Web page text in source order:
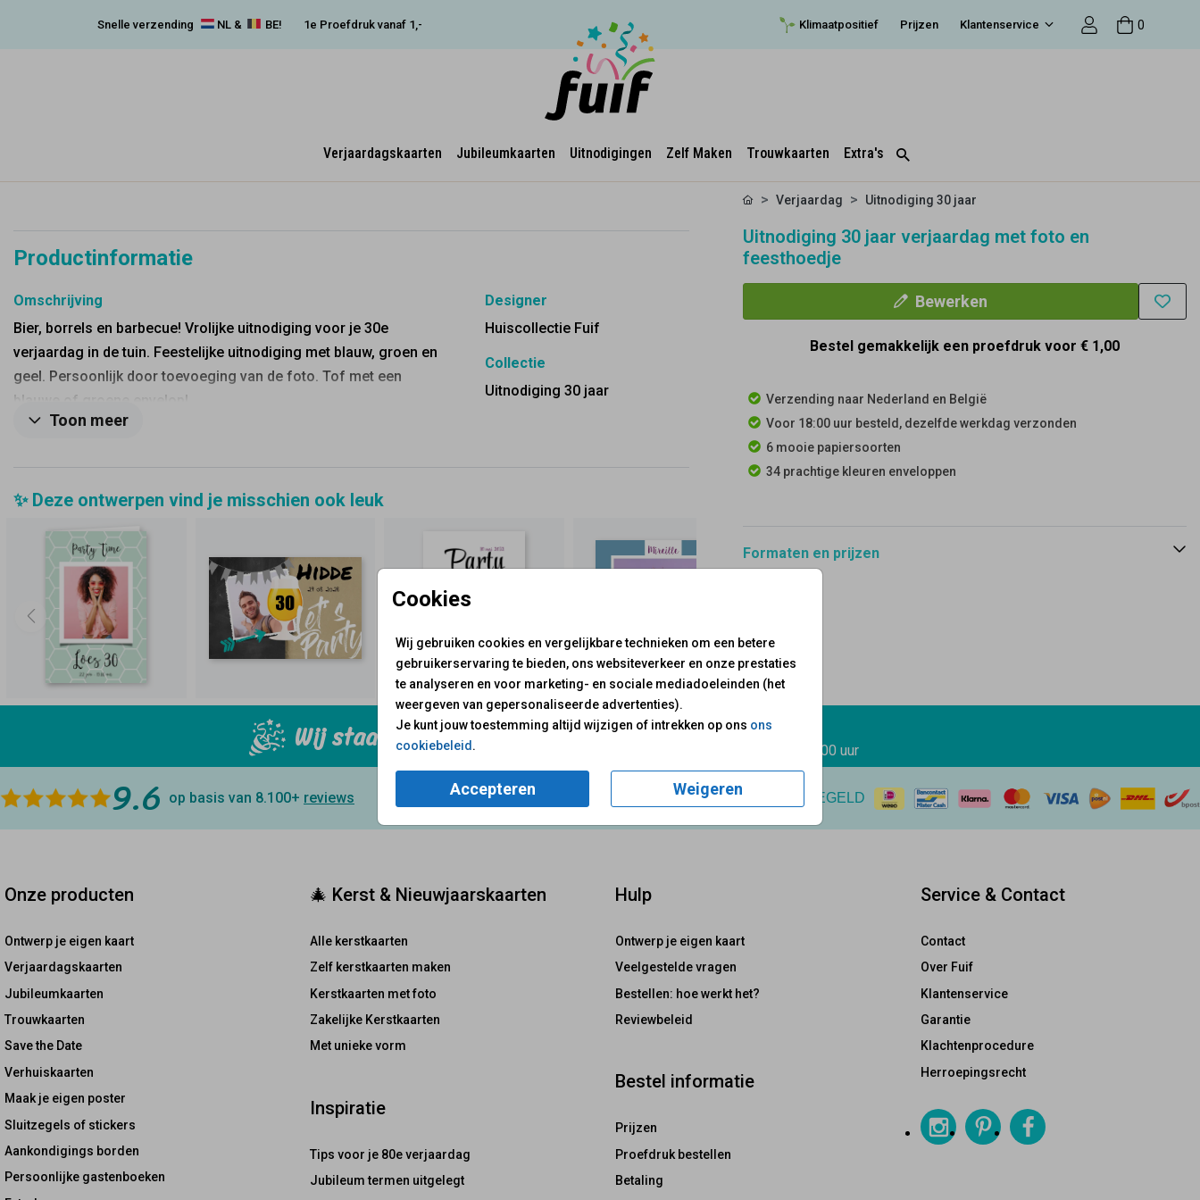
Snelle verzending NL & BE! 1e Proefdruk vanaf 1,- Klimaatpositief Prijzen Klantenservice 0
Verjaardagskaarten Jubileumkaarten Uitnodigingen Zelf Maken Trouwkaarten Extra's
Cookies
Wij gebruiken cookies en vergelijkbare technieken om een betere
gebruikerservaring te bieden, ons websiteverkeer en onze prestaties
te analyseren en voor marketing- en sociale mediadoeleinden (het
weergeven van gepersonaliseerde advertenties).
Je kunt jouw toestemming altijd wijzigen of intrekken op ons ons
cookiebeleid .
Accepteren Weigeren
Productinformatie
Omschrijving
Bier, borrels en barbecue! Vrolijke uitnodiging voor je 30e
verjaardag in de tuin. Feestelijke uitnodiging met blauw, groen en
geel. Persoonlijk door toevoeging van de foto. Tof met een
blauwe of groene envelop!
Toon meer
Designer
Huiscollectie Fuif
Collectie
Uitnodiging 30 jaar
✨ Deze ontwerpen vind je misschien ook leuk
Verjaardag Uitnodiging 30 jaar
Uitnodiging 30 jaar verjaardag met foto en
feesthoedje
Bewerken
Bestel gemakkelijk een proefdruk voor € 1,00
Verzending naar Nederland en België
Voor 18:00 uur besteld, dezelfde werkdag verzonden
6 mooie papiersoorten
34 prachtige kleuren enveloppen
Formaten en prijzen
Wij staan voor je klaar! Mail ons:info@fuif.nl
10.00 - 17.00 uur
9.6 op basis van 8.100+ reviews GOED GEREGELD
Onze producten
Ontwerp je eigen kaart
Verjaardagskaarten
Jubileumkaarten
Trouwkaarten
Save the Date
Verhuiskaarten
Maak je eigen poster
Sluitzegels of stickers
Aankondigings borden
Persoonlijke gastenboeken
🎄 Kerst & Nieuwjaarskaarten
Alle kerstkaarten
Zelf kerstkaarten maken
Kerstkaarten met foto
Zakelijke Kerstkaarten
Met unieke vorm
Inspiratie
Tips voor je 80e verjaardag
Jubileum termen uitgelegt
Hulp
Ontwerp je eigen kaart
Veelgestelde vragen
Bestellen: hoe werkt het?
Reviewbeleid
Bestel informatie
Prijzen
Proefdruk bestellen
Betaling
Service & Contact
Contact
Over Fuif
Klantenservice
Garantie
Klachtenprocedure
Herroepingsrecht